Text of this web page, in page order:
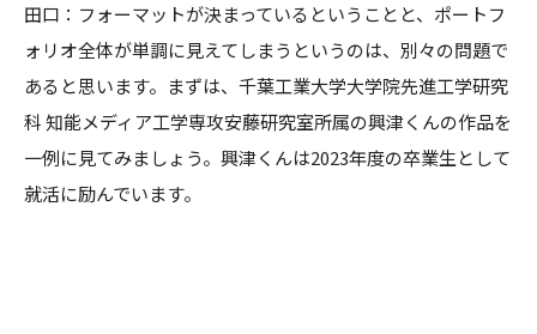
田口：フォーマットが決まっているということと、ポートフ
ォリオ全体が単調に見えてしまうというのは、別々の問題で
あると思います。まずは、千葉工業大学大学院先進工学研究
科 知能メディア工学専攻安藤研究室所属の興津くんの作品を
一例に見てみましょう。興津くんは2023年度の卒業生として
就活に励んでいます。